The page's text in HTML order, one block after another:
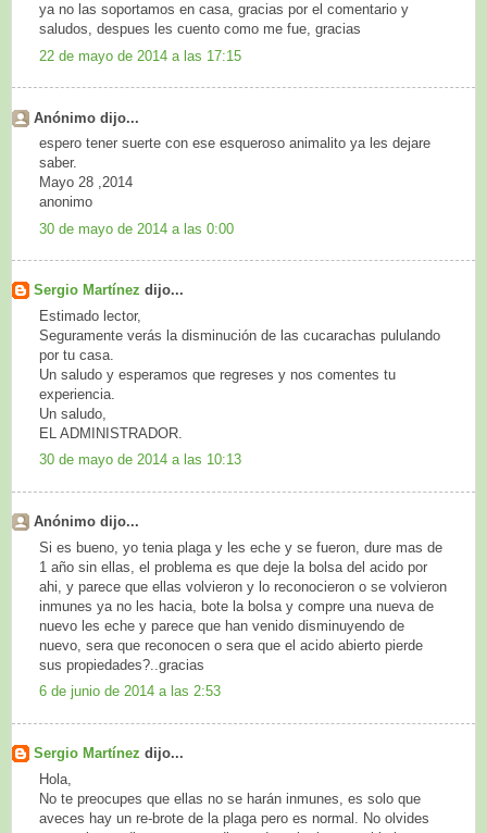
ya no las soportamos en casa, gracias por el comentario y
saludos, despues les cuento como me fue, gracias
22 de mayo de 2014 a las 17:15
Anónimo dijo...
espero tener suerte con ese esqueroso animalito ya les dejare
saber.
Mayo 28 ,2014
anonimo
30 de mayo de 2014 a las 0:00
Sergio Martínez dijo...
Estimado lector,
Seguramente verás la disminución de las cucarachas pululando
por tu casa.
Un saludo y esperamos que regreses y nos comentes tu
experiencia.
Un saludo,
EL ADMINISTRADOR.
30 de mayo de 2014 a las 10:13
Anónimo dijo...
Si es bueno, yo tenia plaga y les eche y se fueron, dure mas de
1 año sin ellas, el problema es que deje la bolsa del acido por
ahi, y parece que ellas volvieron y lo reconocieron o se volvieron
inmunes ya no les hacia, bote la bolsa y compre una nueva de
nuevo les eche y parece que han venido disminuyendo de
nuevo, sera que reconocen o sera que el acido abierto pierde
sus propiedades?..gracias
6 de junio de 2014 a las 2:53
Sergio Martínez dijo...
Hola,
No te preocupes que ellas no se harán inmunes, es solo que
aveces hay un re-brote de la plaga pero es normal. No olvides